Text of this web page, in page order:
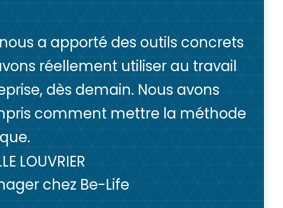
a apporté des outils concrets
réellement utiliser au travail
dès demain. Nous avons
comment mettre la méthode
LOUVRIER
chez Be-Life